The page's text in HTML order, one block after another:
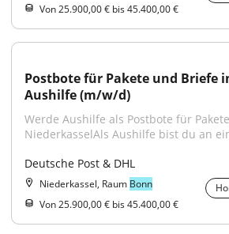
Von 25.900,00 € bis 45.400,00 €
Postbote für Pakete und Briefe
Aushilfe (m/w/d)
Werde Aushilfe als Postbote für
NiederkasselAls Aushilfe bist du an
Deutsche Post & DHL
Niederkassel, Raum Bonn
Von 25.900,00 € bis 45.400,00 €